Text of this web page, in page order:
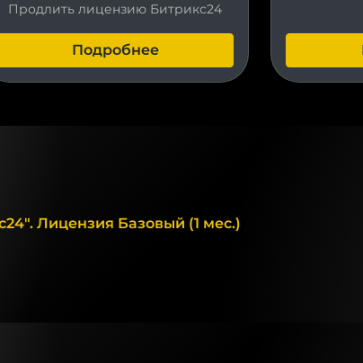
Продлить лицензию Битрикс24
Подробнее
Лицензия Базовый (1 мес.)